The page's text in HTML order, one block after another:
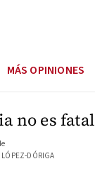
MÁS OPINIONES
no es fatal
DÓRIGA